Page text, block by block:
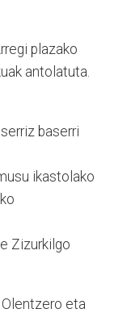
plazako
antolatuta.
baserri
ikastolako
Zizurkilgo
eta